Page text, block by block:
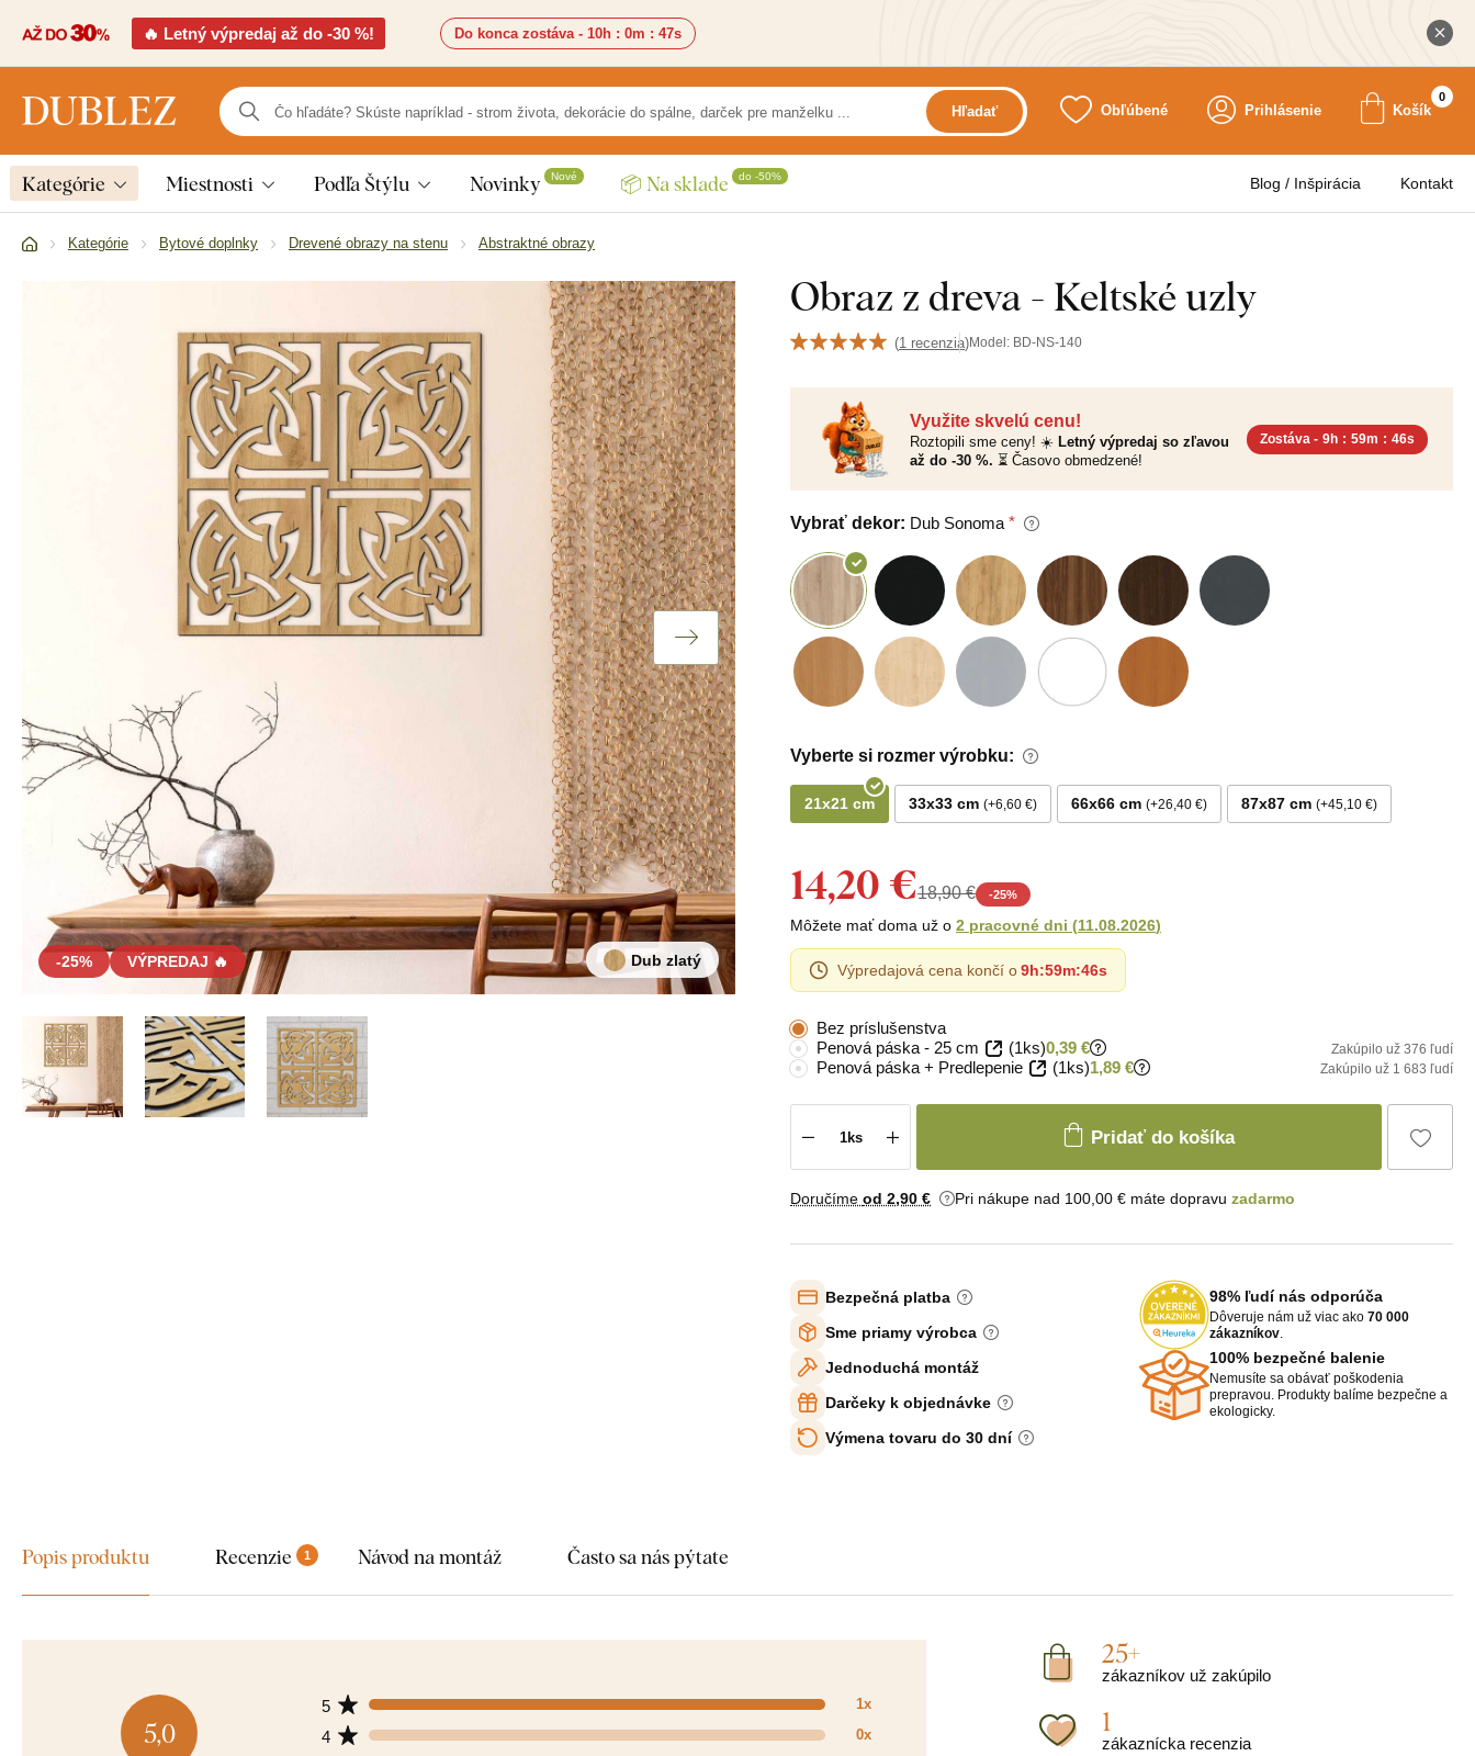
🔥 Letný výpredaj až do -30 %! Do konca zostáva - 10h : 0m : 45s
Hľadať Obľúbené Prihlásenie Košík
0
Kategórie Miestnosti Podľa Štýlu Novinky Nové 📦 Na sklade do -50% Blog / Inšpirácia Kontakt
Kategórie Bytové doplnky Drevené obrazy na stenu Abstraktné obrazy
Obraz z dreva - Keltské uzly
(1 recenzia)Model: BD-NS-140
-25% VÝPREDAJ 🔥 Dub zlatý
Využite skvelú cenu!
Roztopili sme ceny! ☀️ Letný výpredaj so zľavou
až do -30 %. ⏳ Časovo obmedzené!
Zostáva - 9h : 59m : 45s
Vybrať dekor: Dub Sonoma
Vyberte si rozmer výrobku:
21x21 cm 33x33 cm +6,60 € 66x66 cm +26,40 € 87x87 cm +45,10 €
14,20 €18,90 € -25%
Môžete mať doma už o 2 pracovné dni (11.08.2026)
Výpredajová cena končí o9h:59m:45s
Bez príslušenstva
Penová páska - 25 cm
(1ks)0,39 € Zakúpilo už 376 ľudí
Penová páska + Predlepenie (1ks)1,89 € Zakúpilo už 1 683 ľudí
Pridať do košíka
Doručíme od 2,90 € Pri nákupe nad 100,00 € máte dopravu zadarmo
Bezpečná platba
Sme priamy výrobca
Jednoduchá montáž
Darčeky k objednávke
Výmena tovaru do 30 dní
98% ľudí nás odporúča
Dôveruje nám už viac ako 70 000
zákazníkov
100% bezpečné balenie
Nemusíte sa obávať poškodenia
prepravou. Produkty balíme bezpečne a
ekologicky.
Popis produktu Recenzie 1 Návod na montáž Často sa nás pýtate
5,0 4 0x
5 1x
25+
zákazníkov už zakúpilo
1
zákaznícka recenzia